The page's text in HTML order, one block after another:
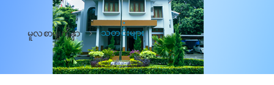
မူလစာမျက်နှာ သတင်းများ